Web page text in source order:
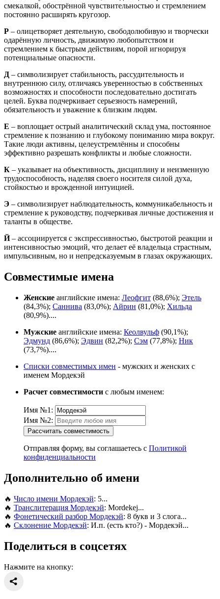
смекалкой, обострённой чувствительностью и стремлением
постоянно расширять кругозор.
Р – олицетворяет деятельную, свободолюбивую и творчески
одарённую личность, движимую любопытством и
стремлением к быстрым действиям, порой игнорируя
потенциальные опасности.
Д – символизирует стабильность, рассудительность и
внутреннюю силу, отличаясь уверенностью в собственных
возможностях и способности последовательно достигать
целей. Буква подчеркивает серьезность намерений,
обязательность и уважение к близким людям.
Е – воплощает острый аналитический склад ума, постоянное
стремление к познанию и глубокому пониманию мира вокруг.
Такие люди активны, целеустремлённы и способны
эффективно разрешать конфликты и любые сложности.
К – указывает на объективность, дисциплину и неизменную
трудоспособность, наделяя своего носителя силой духа,
стойкостью и врожденной интуицией.
Э – символизирует наблюдательность, коммуникабельность и
стремление к руководству, подчеркивая личные достижения и
таланты в обществе.
Й– ассоциируется с экспрессивностью, быстротой реакции и
интенсивностью эмоций, что делает её владельца страстным,
импульсивным, но и непредсказуемым в глазах окружающих.
Совместимые имена
Женские английские имена: Леофгит (88,6%); Этель
(84,3%); Саннива (83,0%); Айрин (81,0%); Хильда
(80,9%)....
Мужские английские имена: Кеолвульф (90,1%);
Эдмунд (86,6%); Эдвин (82,2%); Сэм (77,8%); Ник
(73,7%)....
Списки совместимых имен - мужских и женских с
именем Мордекэй
Расчет совместимости с любым именем:
Имя №1:
Имя №2:
Рассчитать совместимость
Отправляя форму, вы соглашаетесь с Политикой
конфиденциальности
Дополнительно об имени
🔥 Число имени Мордекэй: 5...
🔥 Транслитерация Мордекэй: Mordekej...
🔥 Фонетический разбор Мордекэй: 8 букв и 3 слога...
🔥 Склонение Мордекэй: И.п. (есть кто?) - Мордекэй...
Поделиться в соцсетях
Нажмите на кнопку: